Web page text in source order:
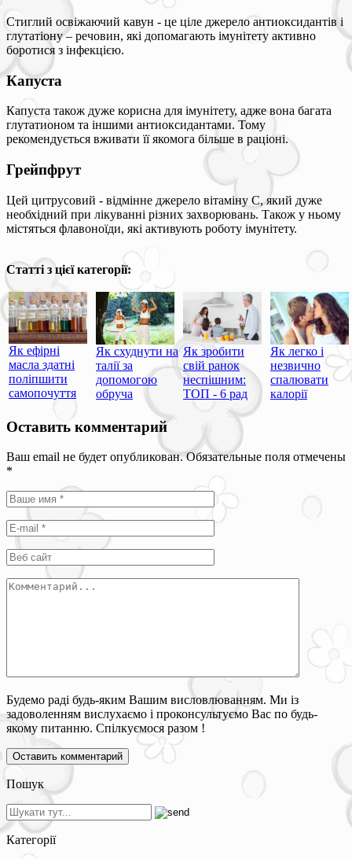
Стиглий освіжаючий кавун - це ціле джерело антиоксидантів і
глутатіону – речовин, які допомагають імунітету активно
боротися з інфекцією.
Капуста
Капуста також дуже корисна для імунітету, адже вона багата
глутатионом та іншими антиоксидантами. Тому
рекомендується вживати її якомога більше в раціоні.
Грейпфрут
Цей цитрусовий - відмінне джерело вітаміну С, який дуже
необхідний при лікуванні різних захворювань. Також у ньому
містяться флавоноїди, які активують роботу імунітету.
Статті з цієї категорії:
Як ефірні
масла здатні
поліпшити
самопочуття
Як схуднути на
талії за
допомогою
обруча
Як зробити
свій ранок
неспішним:
ТОП - 6 рад
Як легко і
незвично
спалювати
калорії
Оставить комментарий
Ваш email не будет опубликован. Обязательные поля отмечены
*
Будемо раді будь-яким Вашим висловлюванням. Ми із
задоволенням вислухаємо і проконсультуємо Вас по будь-
якому питанню. Спілкуємося разом !
Пошук
Категорії